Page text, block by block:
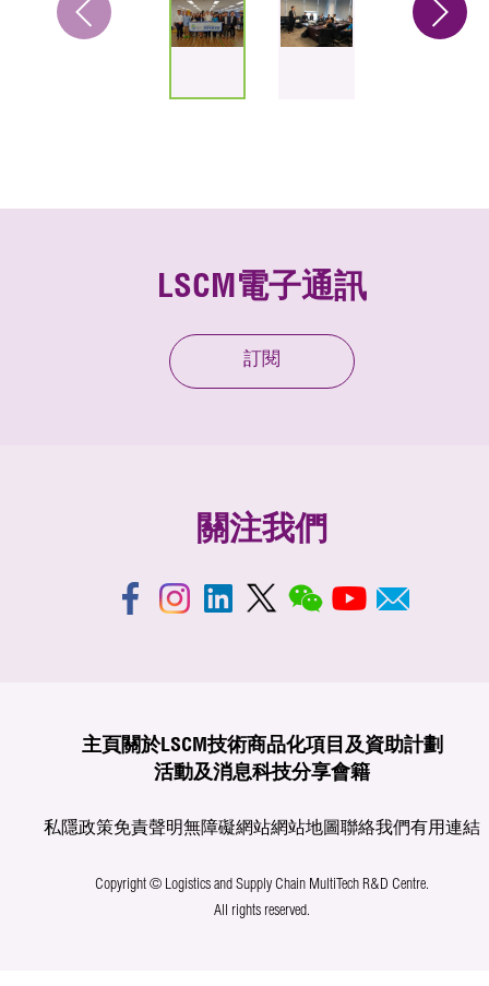
LSCM電子通訊
訂閱
關注我們
主頁 關於LSCM技術商品化項目及資助計劃
活動及消息科技分享會籍
私隱政策免責聲明無障礙網站網站地圖聯絡我們有用連結
Copyright © Logistics and Supply Chain MultiTech R&D Centre.
All rights reserved.